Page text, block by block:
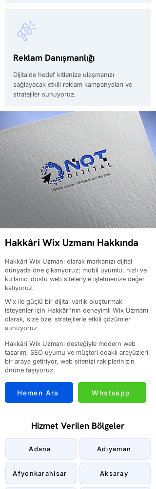
Reklam Danışmanlığı
Dijitalde hedef kitlenize ulaşmanızı
sağlayacak etkili reklam kampanyaları ve
stratejiler sunuyoruz.
Hakkâri Wix Uzmanı Hakkında
Hakkâri Wix Uzmanı olarak markanızı dijital
dünyada öne çıkarıyoruz; mobil uyumlu, hızlı ve
kullanıcı dostu web siteleriyle işletmenize değer
katıyoruz.
Wix ile güçlü bir dijital varlık oluşturmak
isteyenler için Hakkâri'nın deneyimli Wix Uzmanı
olarak, size özel stratejilerle etkili çözümler
sunuyoruz.
Hakkâri Wix Uzmanı desteğiyle modern web
tasarım, SEO uyumu ve müşteri odaklı arayüzleri
bir araya getiriyor, web sitenizi rakiplerinizin
önüne taşıyoruz.
Hemen Ara Whatsapp
Hizmet Verilen Bölgeler
Adana
Afyonkarahisar
Adıyaman
Aksaray